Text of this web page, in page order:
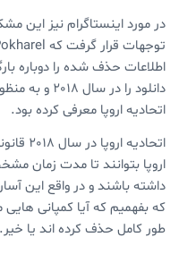
در مورد اینستاگرام نیز این
اطلاعات حذف شده را دوباره
دانلود را
اتحادیه اروپا معرفی کرده بود.
اروپا بتوانند تا مدت زمان
داشته باشند و در واقع این
که بفهمیم که آیا کمپانی هایی
طور کامل حذف کرده اند یا خیر.